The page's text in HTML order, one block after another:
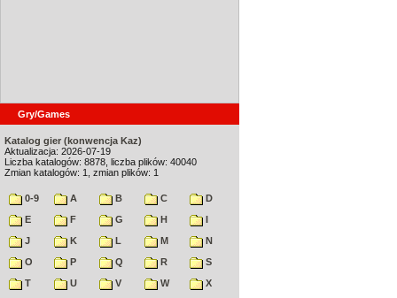
Gry/Games
Katalog gier (konwencja Kaz)
Aktualizacja: 2026-07-19
Liczba katalogów: 8878, liczba plików: 40040
Zmian katalogów: 1, zmian plików: 1
0-9 A B C
D
E
F G H
I
J
K L M
N
O
P Q R
S
T
U V W
X